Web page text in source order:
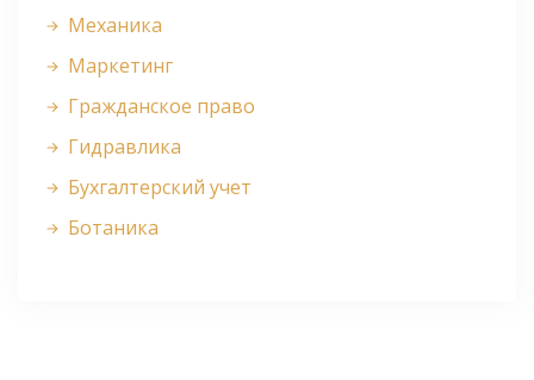
Механика
Маркетинг
Гражданское право
Гидравлика
Бухгалтерский учет
Ботаника